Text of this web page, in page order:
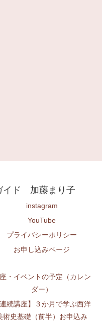
イド 加藤まり子
instagram
YouTube
プライバシーポリシー
お申し込みページ
・イベントの予定（カレン
ダー）
連続講座】３か月で学ぶ西洋
術史基礎（前半）お申込み